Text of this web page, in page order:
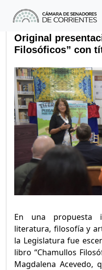
Original
Filosóficos” con
En una propuesta
literatura, filosofía y
la Legislatura fue
libro “Chamullos
Magdalena Acevedo,